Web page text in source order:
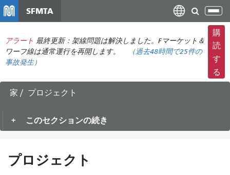
コ
ン
ン
動
SFMTA
ナ
ビ
ゲ
ー
シ
ョ
り
アラート 最終更新：架線問題は解決しました。Fマーケット＆
ワーフ線は通常運行を再開します。
（過去48時間で25件の
事故発生）
購
読
す
る
家 プロジェクト
このセクションの続き
プロジェクト